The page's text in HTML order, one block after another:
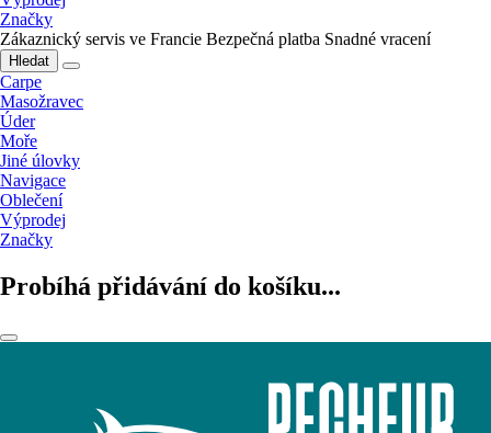
Značky
Zákaznický servis ve Francie Bezpečná platba Snadné vracení
Hledat
Carpe
Masožravec
Úder
Moře
Jiné úlovky
Navigace
Oblečení
Výprodej
Značky
Probíhá přidávání do košíku...